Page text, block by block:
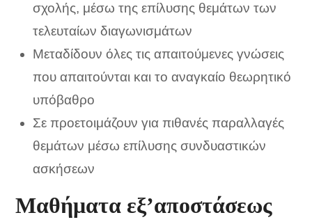
σχολής, μέσω της επίλυσης θεμάτων των
τελευταίων διαγωνισμάτων
Μεταδίδουν όλες τις απαιτούμενες γνώσεις
που απαιτούνται και το αναγκαίο θεωρητικό
υπόβαθρο
Σε προετοιμάζουν για πιθανές παραλλαγές
θεμάτων μέσω επίλυσης συνδυαστικών
ασκήσεων
Μαθήματα εξ’αποστάσεως